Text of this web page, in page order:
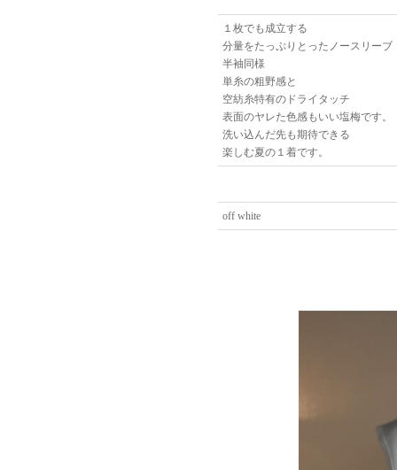
１枚でも成立する
分量をたっぷりとったノースリーブ
半袖同様
単糸の粗野感と
空紡糸特有のドライタッチ
表面のヤレた色感もいい塩梅です。
洗い込んだ先も期待できる
楽しむ夏の１着です。
off white